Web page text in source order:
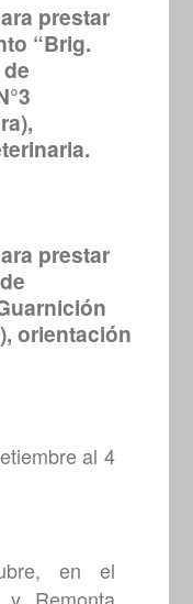
prestar
“Brig.
prestar
orientación
al 4
en el